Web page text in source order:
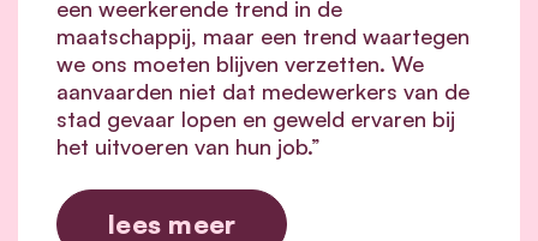
een weerkerende trend in de
maatschappij, maar een trend waartegen
we ons moeten blijven verzetten. We
aanvaarden niet dat medewerkers van de
stad gevaar lopen en geweld ervaren bij
het uitvoeren van hun job.”
lees meer